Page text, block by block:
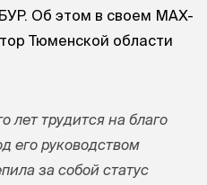
Об этом в своем МАХ-
Тюменской области
лет трудится на благо
его руководством
за собой статус